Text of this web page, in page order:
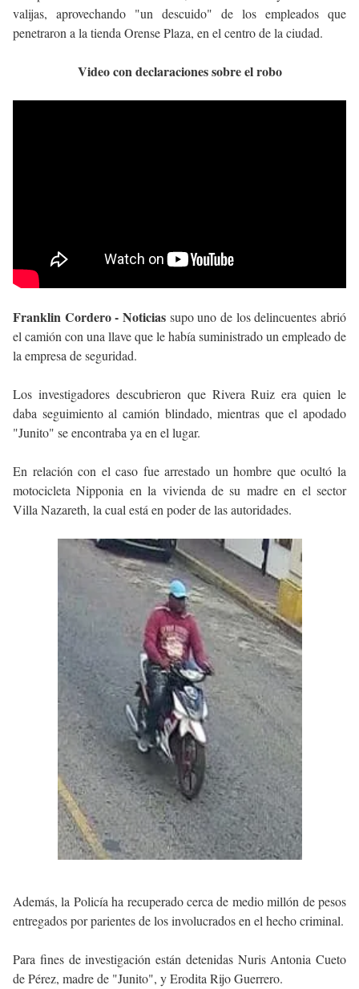
valijas, aprovechando "un descuido" de los empleados que
penetraron a la tienda Orense Plaza, en el centro de la ciudad.
Video con declaraciones sobre el robo
Franklin Cordero - Noticias supo uno de los delincuentes abrió
el camión con una llave que le había suministrado un empleado de
la empresa de seguridad.
Los investigadores descubrieron que Rivera Ruiz era quien le
daba seguimiento al camión blindado, mientras que el apodado
"Junito" se encontraba ya en el lugar.
En relación con el caso fue arrestado un hombre que ocultó la
motocicleta Nipponia en la vivienda de su madre en el sector
Villa Nazareth, la cual está en poder de las autoridades.
Además, la Policía ha recuperado cerca de medio millón de pesos
entregados por parientes de los involucrados en el hecho criminal.
Para fines de investigación están detenidas Nuris Antonia Cueto
de Pérez, madre de "Junito", y Erodita Rijo Guerrero.